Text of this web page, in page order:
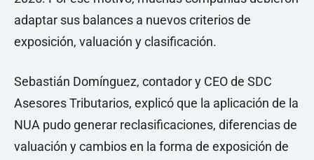
adaptar sus balances a nuevos criterios de
exposición, valuación y clasificación.
Sebastián Domínguez, contador y CEO de SDC
Asesores Tributarios, explicó que la aplicación de la
NUA pudo generar reclasificaciones, diferencias de
valuación y cambios en la forma de exposición de